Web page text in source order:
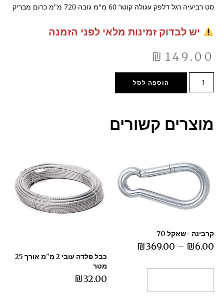
סט רביעיה רגל דלפק עגולה קוטר 60 מ"מ גובה 720 מ"מ כרום מבריק
יש לבדוק זמינות מלאי לפני הזמנה
₪ 149.00
הוספה לסל
מוצרים קשורים
קרבינה -שאקל 70
₪6.00
–
₪369.00
כבל פלדה עובי 2 מ"מ אורך 25
מטר
₪32.00